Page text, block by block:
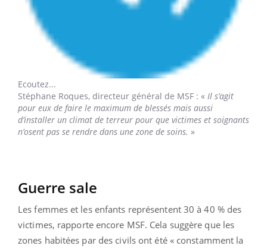
Ecoutez...
Stéphane Roques, directeur général de MSF : « Il s’agit
pour eux de faire le maximum de blessés mais aussi
d’installer un climat de terreur pour que victimes et soignants
n’osent pas se rendre dans une zone de soins. »
Guerre sale
Les femmes et les enfants représentent 30 à 40 % des
victimes, rapporte encore MSF. Cela suggère que les
zones habitées par des civils ont été « constamment la